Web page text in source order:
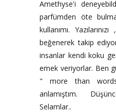
Amethyse'i
parfümden öte
kullanımı.
beğenerek takip
insanlar kendi koku
emek veriyorlar. Ben
" more than
anlamıştım.
Selamlar..